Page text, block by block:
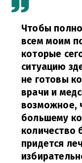
Чтобы
всем моим
которые
ситуацию
не готовы
врачи и
возможное,
большему
количество
придется